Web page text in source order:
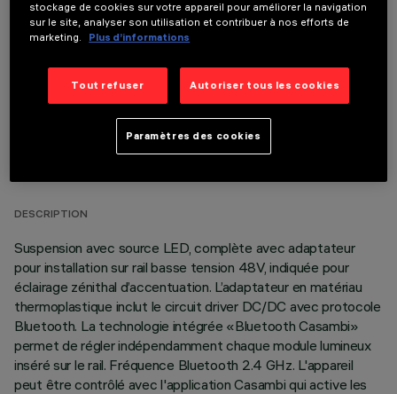
COMPOSANTS OPTIONNELS
DONNÉES TECHNIQUES
DESCRIPTION
Suspension avec source LED, complète avec adaptateur
pour installation sur rail basse tension 48V, indiquée pour
éclairage zénithal d’accentuation. L’adaptateur en matériau
thermoplastique inclut le circuit driver DC/DC avec protocole
Bluetooth. La technologie intégrée «Bluetooth Casambi»
permet de régler indépendamment chaque module lumineux
inséré sur le rail. Fréquence Bluetooth 2.4 GHz. L'appareil
peut être contrôlé avec l'application Casambi qui active les
stockage de cookies sur votre appareil pour améliorer la navigation
sur le site, analyser son utilisation et contribuer à nos efforts de
marketing.
Plus d’informations
Tout refuser Autoriser tous les cookies
Paramètres des cookies